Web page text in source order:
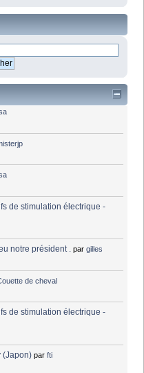
de stimulation électrique -
notre président . pargilles
de cheval
de stimulation électrique -
(Japon) parfti